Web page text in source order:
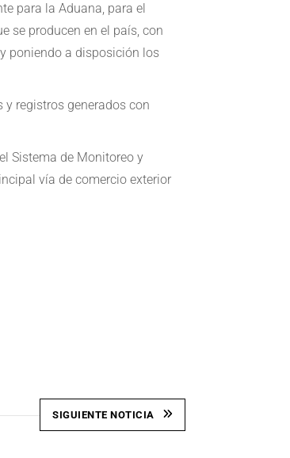
para la Aduana, para el
se producen en el país, con
poniendo a disposición los
registros generados con
Sistema de Monitoreo y
vía de comercio exterior
SIGUIENTE NOTICIA